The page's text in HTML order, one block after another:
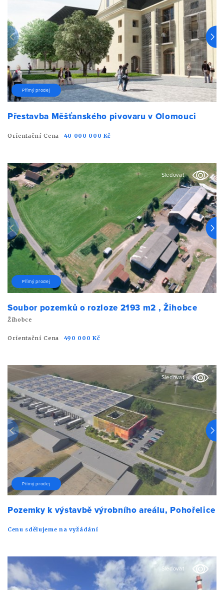
Přímý prodej
Přestavba Měšťanského pivovaru v Olomouci
Orientační Cena 40 000 000 Kč
Sledovat
Přímý prodej
Soubor pozemků o rozloze 2193 m2 , Žihobce
Žihobce
Orientační Cena 490 000 Kč
Sledovat
Přímý prodej
Pozemky k výstavbě výrobního areálu, Pohořelice
Cenu sdělujeme na vyžádání
Sledovat